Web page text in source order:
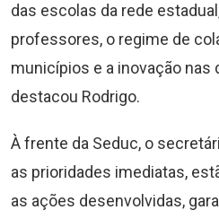
das escolas da rede
professores, o regime de
municípios e a inovação nas
destacou Rodrigo.
À frente da Seduc, o
as prioridades imediatas,
as ações desenvolvidas,